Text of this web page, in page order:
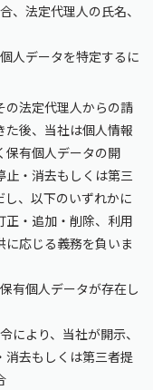
、法定代理人の氏名、
人データを特定するに
の法定代理人からの請
後、当社は個人情報
保有個人データの開
・消去もしくは第三
、以下のいずれかに
正・追加・削除、利用
応じる義務を負いま
有個人データが存在し
により、当社が開示、
消去もしくは第三者提